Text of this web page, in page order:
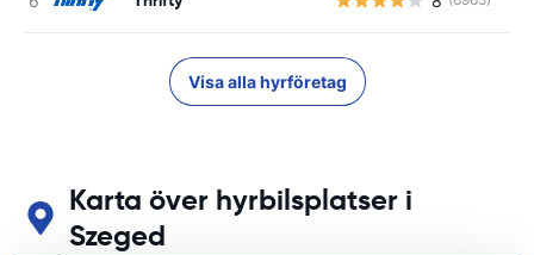
Visa alla hyrföretag
Karta över hyrbilsplatser i
Szeged